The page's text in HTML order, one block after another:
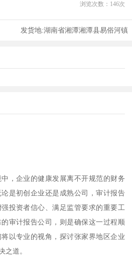
浏览次数： 146次
发货地:湖南省湘潭湘潭县易俗河镇
，企业的健康发展离不开规范的财务
是初创企业还是成熟公司，审计报告
投资者信心、满足监管要求的重要工
审计报告公司，则是确保这一过程顺
以专业的视角，探讨张家界地区企业
之道。